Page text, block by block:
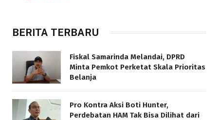
BERITA TERBARU
Fiskal Samarinda Melandai, DPRD
Minta Pemkot Perketat Skala Prioritas
Belanja
Pro Kontra Aksi Boti Hunter,
Perdebatan HAM Tak Bisa Dilihat dari